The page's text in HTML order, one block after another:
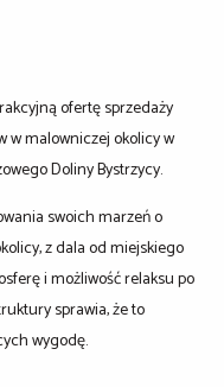
ofertę sprzedaży
w malowniczej okolicy w
Doliny Bystrzycy.
swoich marzeń o
z dala od miejskiego
i możliwość relaksu po
sprawia, że to
wygodę.